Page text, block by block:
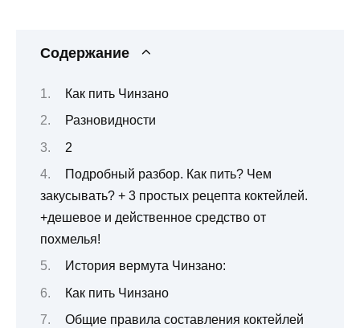
Содержание
Как пить Чинзано
Разновидности
2
Подробный разбор. Как пить? Чем
закусывать? + 3 простых рецепта коктейлей.
+дешевое и действенное средство от
похмелья!
История вермута Чинзано:
Как пить Чинзано
Общие правила составления коктейлей